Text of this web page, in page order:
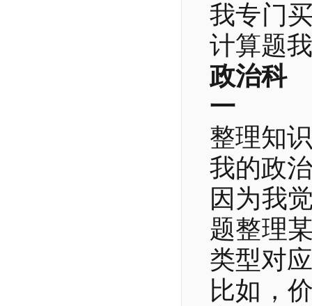
我专门
计算题
政治科
一
整理知
我的政
因为我
题整理
类型对
比如，